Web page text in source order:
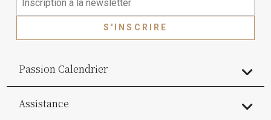
S'INSCRIRE
Passion Calendrier
Assistance